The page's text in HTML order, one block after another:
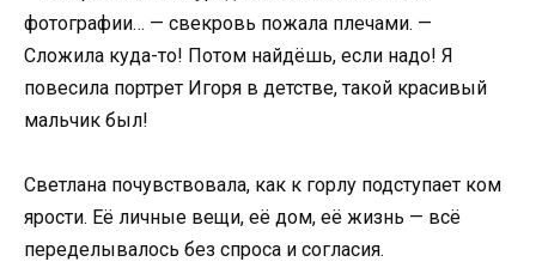
фотографии… — свекровь пожала плечами. —
Сложила куда-то! Потом найдёшь, если надо! Я
повесила портрет Игоря в детстве, такой красивый
мальчик был!
Светлана почувствовала, как к горлу подступает ком
ярости. Её личные вещи, её дом, её жизнь — всё
переделывалось без спроса и согласия.